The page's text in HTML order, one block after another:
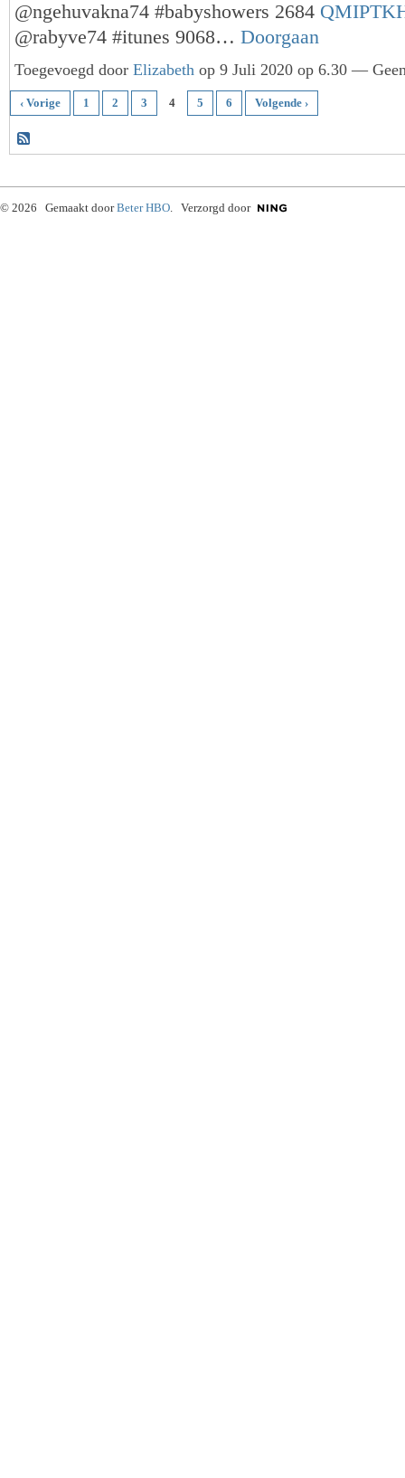
@ngehuvakna74 #babyshowers 2684
@rabyve74 #itunes 9068… Doorgaan
Toegevoegd door Elizabeth op 9 Juli 2020 op 6.30 —
‹ Vorige 1 2 3 4 5 6 Volgende ›
© 2026 Gemaakt doorBeter HBO. Verzorgd door